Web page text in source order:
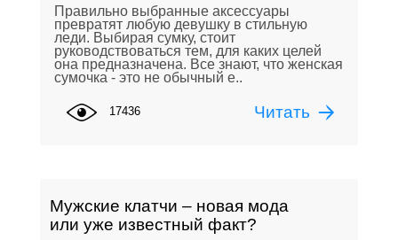
Правильно выбранные аксессуары
превратят любую девушку в стильную
леди. Выбирая сумку, стоит
руководствоваться тем, для каких целей
она предназначена. Все знают, что женская
сумочка - это не обычный е..
Читать
17436
Мужские клатчи – новая мода
или уже известный факт?